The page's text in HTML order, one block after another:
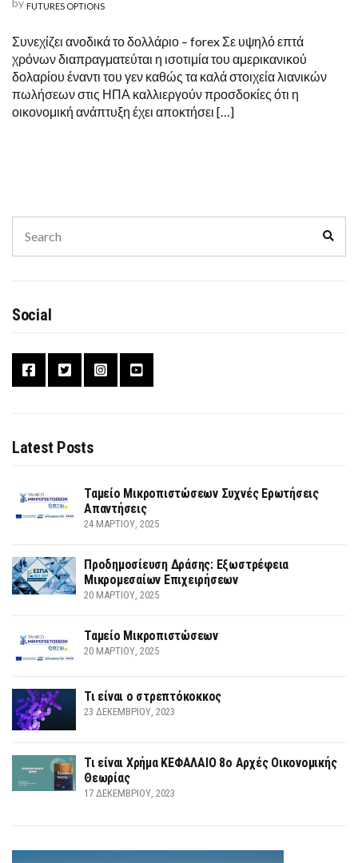
FUTURES OPTIONS
Συνεχίζει ανοδικά το δολλάριο – forex Σε υψηλό επτά
χρόνων διαπραγματεύται η ισοτιμία του αμερικανικού
δολαρίου έναντι του γεν καθώς τα καλά στοιχεία λιανικών
πωλήσεων στις ΗΠΑ καλλιεργούν προσδοκίες ότι η
οικονομική ανάπτυξη έχει αποκτήσει […]
for:
Social
Latest Posts
Ταμείο Μικροπιστώσεων Συχνές Ερωτήσεις
Απαντήσεις
24 ΜΑΡΤΊΟΥ, 2025
Προδημοσίευση Δράσης: Εξωστρέφεια
Μικρομεσαίων Επιχειρήσεων
20 ΜΑΡΤΊΟΥ, 2025
Ταμείο Μικροπιστώσεων
20 ΜΑΡΤΊΟΥ, 2025
Τι είναι ο στρεπτόκοκκος
23 ΔΕΚΕΜΒΡΊΟΥ, 2023
Τι είναι Χρήμα ΚΕΦΑΛΑΙΟ 8ο Αρχές Οικονομικής
Θεωρίας
17 ΔΕΚΕΜΒΡΊΟΥ, 2023